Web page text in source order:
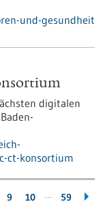
und-gesundheit
digitalen
ct-konsortium
9 10 … 59